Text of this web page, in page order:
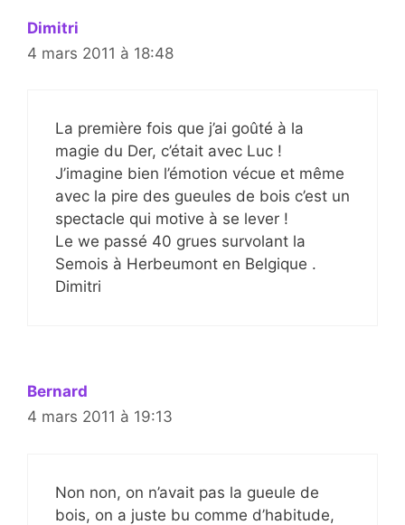
Dimitri
4 mars 2011 à 18:48
La première fois que j’ai goûté à la
magie du Der, c’était avec Luc !
J’imagine bien l’émotion vécue et même
avec la pire des gueules de bois c’est un
spectacle qui motive à se lever !
Le we passé 40 grues survolant la
Semois à Herbeumont en Belgique .
Dimitri
Bernard
4 mars 2011 à 19:13
Non non, on n’avait pas la gueule de
bois, on a juste bu comme d’habitude,